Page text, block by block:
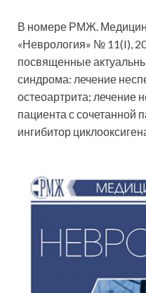
В номере РМЖ.
«Неврология» № 11(I),
посвященные
синдрома: лечение
остеоартрита; лечение
пациента с сочетанной
ингибитор